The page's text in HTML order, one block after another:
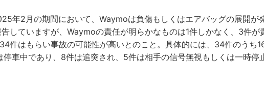
年2月の期間において、Waymoは負傷もしくはエアバッグの展開が
していますが、Waymoの責任が明らかなものは1件しかなく、3件が
件はもらい事故の可能性が高いとのこと。具体的には、34件のうち
車中であり、8件は追突され、5件は相手の信号無視もしくは一時停